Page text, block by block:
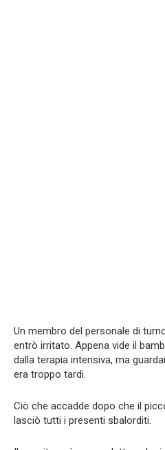
Un membro del personale di
entrò irritato. Appena vide il
dalla terapia intensiva, ma
era troppo tardi.
Ciò che accadde dopo che il
lasciò tutti i presenti sbalorditi.